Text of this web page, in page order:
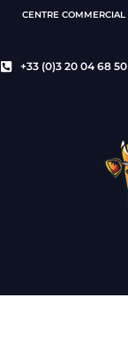
CENTRE
+33 (0)3 20 04 68 50